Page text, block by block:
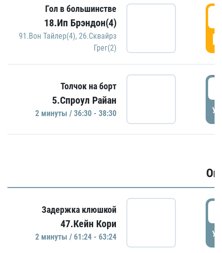
Гол в большинстве
18.Ип Брэндон(4)
91.Вон Тайлер(4), 26.Сквайрз
Грег(2)
Толчок на борт
5.Спроул Райан
2 минуты / 36:30 - 38:30
Задержка клюшкой
47.Кейн Кори
2 минуты / 61:24 - 63:24